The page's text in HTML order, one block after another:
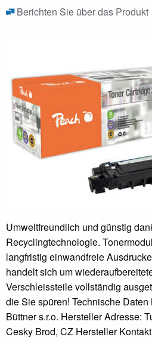
Berichten Sie über das Produkt
Umweltfreundlich und günstig
Recyclingtechnologie.
langfristig einwandfreie
handelt sich um
Verschleissteile vollständig
die Sie spüren! Technische
Büttner s.r.o. Hersteller Adresse:
Cesky Brod, CZ Hersteller